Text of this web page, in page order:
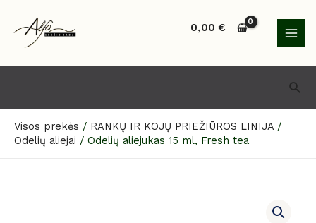
turinio
0,00€
Visos prekės / RANKŲ IR KOJŲ PRIEŽIŪROS LINIJA /
Odelių aliejai / Odelių aliejukas 15 ml, Fresh tea